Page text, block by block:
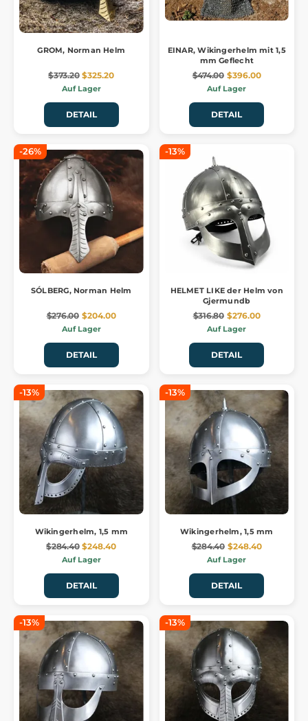
GROM, Norman Helm
$373.20 $325.20
Auf Lager
DETAIL
EINAR, Wikingerhelm mit 1,5
mm Geflecht
$474.00 $396.00
Auf Lager
DETAIL
-26%
SÓLBERG, Norman Helm
$276.00 $204.00
Auf Lager
DETAIL
-13%
HELMET LIKE der Helm von
Gjermundb
$316.80 $276.00
Auf Lager
DETAIL
-13%
Wikingerhelm, 1,5 mm
$284.40 $248.40
Auf Lager
DETAIL
-13%
Wikingerhelm, 1,5 mm
$284.40 $248.40
Auf Lager
DETAIL
-13% -13%